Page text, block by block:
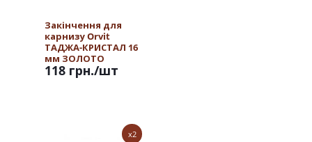
Закінчення для
карнизу Orvit
ТАДЖА-КРИСТАЛ 16
мм ЗОЛОТО
118 грн./шт
x2